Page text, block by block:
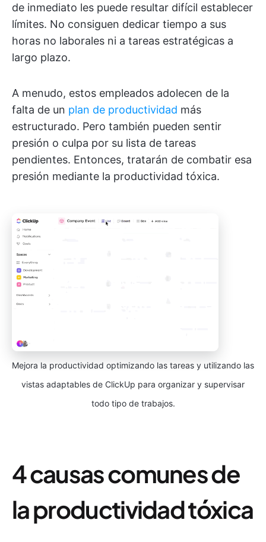
de inmediato les puede resultar difícil establecer
límites. No consiguen dedicar tiempo a sus
horas no laborales ni a tareas estratégicas a
largo plazo.
A menudo, estos empleados adolecen de la
falta de un plan de productividad más
estructurado. Pero también pueden sentir
presión o culpa por su lista de tareas
pendientes. Entonces, tratarán de combatir esa
presión mediante la productividad tóxica.
Mejora la productividad optimizando las tareas y utilizando las
vistas adaptables de ClickUp para organizar y supervisar
todo tipo de trabajos.
4 causas comunes de
la productividad tóxica